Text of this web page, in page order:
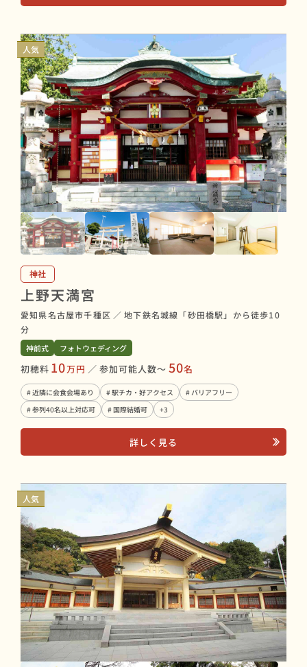
人気
神社
上野天満宮
愛知県名古屋市千種区 ／ 地下鉄名城線「砂田橋駅」から徒歩10
分
神前式 フォトウェディング
初穂料 10万円 ／ 参加可能人数〜 50名
# 近隣に会食会場あり # 駅チカ・好アクセス
# バリアフリー
# 参列40名以上対応可
# 国際結婚可 +3
詳しく見る
人気